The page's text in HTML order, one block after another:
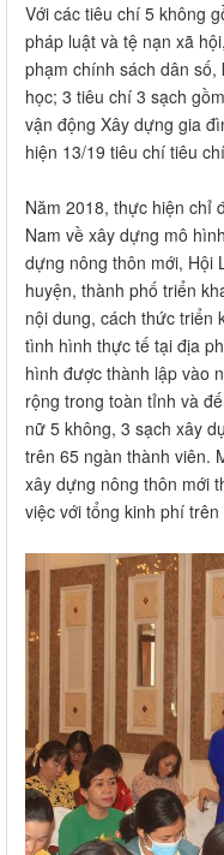
Với các tiêu chí 5 không
pháp luật và tệ nạn xã
phạm chính sách dân
học; 3 tiêu chí 3 sạch
vận động Xây dựng gia
hiện 13/19 tiêu chí tiêu
Năm 2018, thực hiện chỉ
Nam về xây dựng mô
dựng nông thôn mới, Hội
huyện, thành phố triển
nội dung, cách thức triển
tình hình thực tế tại địa
hình được thành lập vào
rộng trong toàn tỉnh và
nữ 5 không, 3 sạch xây
trên 65 ngàn thành viên.
xây dựng nông thôn mới
việc với tổng kinh phí